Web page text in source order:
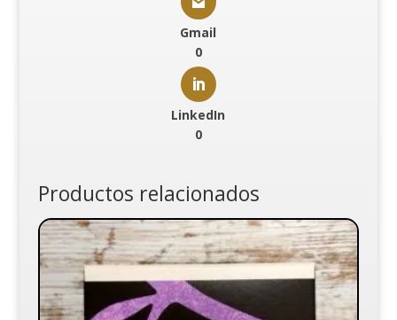
Gmail
0
LinkedIn
0
Productos relacionados